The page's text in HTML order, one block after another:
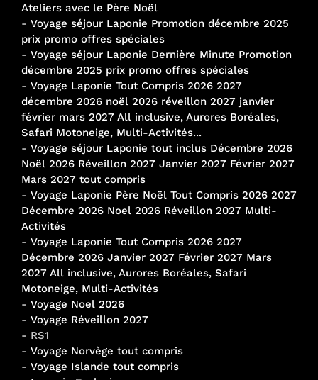
Ateliers avec le Père Noël
- Voyage séjour Laponie Promotion décembre 2025
prix promo offres spéciales
- Voyage séjour Laponie Dernière Minute Promotion
décembre 2025 prix promo offres spéciales
- Voyage Laponie Tout Compris 2026 2027
décembre 2026 noël 2026 réveillon 2027 janvier
février mars 2027 All inclusive, Aurores Boréales,
Safari Motoneige, Multi-Activités...
- Voyage séjour Laponie tout inclus Décembre 2026
Noël 2026 Réveillon 2027 Janvier 2027 Février 2027
Mars 2027 tout compris
- Voyage Laponie Père Noël Tout Compris 2026 2027
Décembre 2026 Noel 2026 Réveillon 2027 Multi-
Activités
- Voyage Laponie Tout Compris 2026 2027
Décembre 2026 Janvier 2027 Février 2027 Mars
2027 All inclusive, Aurores Boréales, Safari
Motoneige, Multi-Activités
- Voyage Noel 2026
- Voyage Réveillon 2027
- RS1
- Voyage Norvège tout compris
- Voyage Islande tout compris